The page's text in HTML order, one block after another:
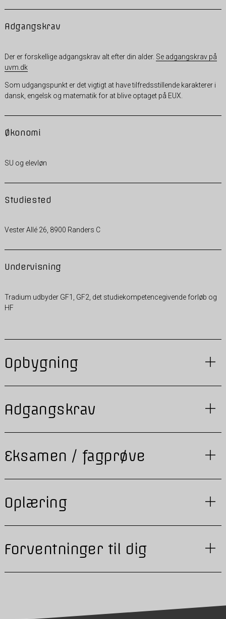
Adgangskrav
Der er forskellige adgangskrav alt efter din alder. Se adgangskrav på
uvm.dk
Som udgangspunkt er det vigtigt at have tilfredsstillende karakterer i
dansk, engelsk og matematik for at blive optaget på EUX.
Økonomi
SU og elevløn
Studiested
Vester Allé 26, 8900 Randers C
Undervisning
Tradium udbyder GF1, GF2, det studiekompetencegivende forløb og
HF
Opbygning
Adgangskrav
Eksamen / fagprøve
Oplæring
Forventninger til dig